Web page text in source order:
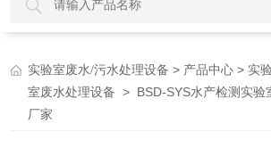
实验室废水/污水处理设备 > 产品中心 > 实
室废水处理设备 > BSD-SYS水产检测实验
厂家